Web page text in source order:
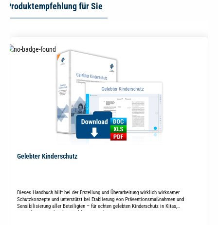
Produktempfehlung für Sie
Gelebter Kinderschutz
Dieses Handbuch hilft bei der Erstellung und Überarbeitung wirklich wirksamer
Schutzkonzepte und unterstützt bei Etablierung von Präventionsmaßnahmen und
Sensibilisierung aller Beteiligten – für echten gelebten Kinderschutz in Kitas,